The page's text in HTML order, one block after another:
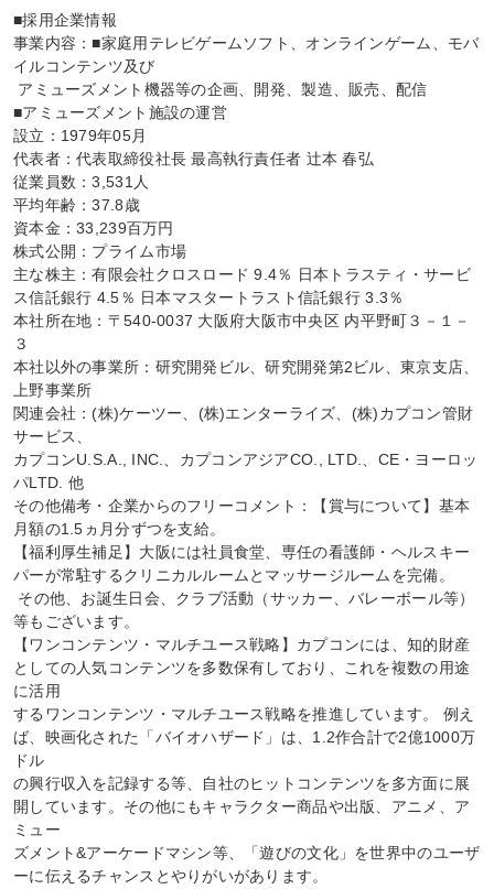
■採用企業情報
事業内容：■家庭用テレビゲームソフト、オンラインゲーム、モバ
イルコンテンツ及び
■アミューズメント施設の運営
設立：1979年05月
代表者：代表取締役社長 最高執行責任者 辻本 春弘
従業員数：3,531人
平均年齢：37.8歳
資本金：33,239百万円
株式公開：プライム市場
主な株主：有限会社クロスロード 9.4％ 日本トラスティ・サービ
ス信託銀行 4.5％ 日本マスタートラスト信託銀行 3.3％
本社所在地：〒540-0037 大阪府大阪市中央区 内平野町３－１－
３
本社以外の事業所：研究開発ビル、研究開発第2ビル、東京支店、
上野事業所
関連会社：(株)ケーツー、(株)エンターライズ、(株)カプコン管財
サービス、
カプコンU.S.A., INC.、カプコンアジアCO., LTD.、CE・ヨーロッ
パLTD. 他
その他備考・企業からのフリーコメント：【賞与について】基本
月額の1.5ヵ月分ずつを支給。
【福利厚生補足】大阪には社員食堂、専任の看護師・ヘルスキー
パーが常駐するクリニカルルームとマッサージルームを完備。
等もございます。
【ワンコンテンツ・マルチユース戦略】カプコンには、知的財産
としての人気コンテンツを多数保有しており、これを複数の用途
に活用
するワンコンテンツ・マルチユース戦略を推進しています。 例え
ば、映画化された「バイオハザード」は、1.2作合計で2億1000万
ドル
の興行収入を記録する等、自社のヒットコンテンツを多方面に展
開しています。その他にもキャラクター商品や出版、アニメ、ア
ミュー
ズメント&アーケードマシン等、「遊びの文化」を世界中のユーザ
ーに伝えるチャンスとやりがいがあります。